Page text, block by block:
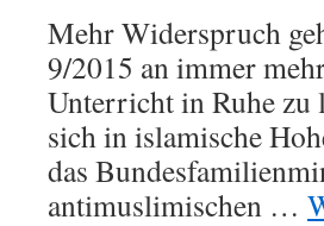
Mehr Widerspruch
9/2015 an immer
Unterricht in Ruhe zu
sich in islamische
das
antimuslimischen …